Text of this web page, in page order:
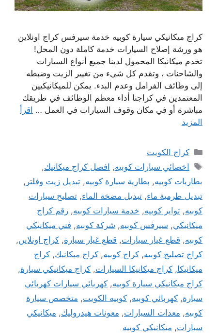
كراج ميكانيكي سيارة كوبيه خدمة سيرفس كراج اونلاين
هو ورشة إصلاح السيارات خدمة كاملة دون المحل!
تخدم ميكانيكا المحمول لدينا جميع أنواع السيارات
والشاحنات ، وتقدم كل شيء من تغيير الزيت وضبطه
إلى وظائف الفرامل وعدم البدء. يمكن للميكانيكيين
المعتمدين في كراجنا أداء معظم الوظائف في طريقك
مباشرة أو في مكان وقوف السيارات في العمل … اقرأ
المزيد
التصنيفات
كراج الكويت
الوسوم
اخصائي سيارات كوبيه, افصل كراج ميكانيك,
بطاريات كوبيه, بطارية سيارة كوبيه, تبديل زيت وفلتر ,
تبديل طرمية ماء, تبديل مضخة الماء, تصليح سيارات
كوبيه, تواير كوبيه, خدمة سيارات كوبيه, رقم كراج
ميكانيكي, سيرفس كوبيه, شركة كوبيه, فني ميكانيكي
كوبيه, قطع غيار سيارات, قطع غيار سيارة, كراج اونلاين,
كراج تصليح كوبيه, كراج كوبيه, كراج ميكانيك, كراج
ميكانيكا, كراج ميكانيكا السيارات, كراج ميكانيكي سيارة,
كراج ميكانيكي سيارة كوبيه, كهربائي سيارات كهربائي
سيارة, كهربائي كوبيه, كوبيه الكويت, متخصص سيارة
كوبيه, معدات السيارات, معونات هيدروليك, ميكانيكي
سيارات, ميكانيكي كوبيه